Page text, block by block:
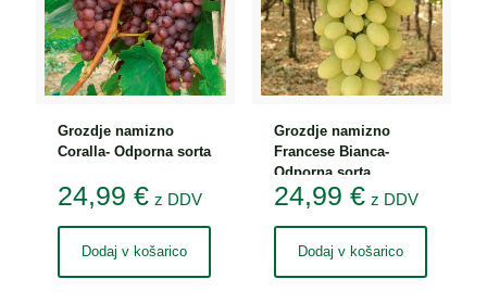
Grozdje namizno
Coralla- Odporna sorta
24,99 € z DDV
Dodaj v košarico
Grozdje namizno
Francese Bianca-
Odporna sorta
24,99 € z DDV
Dodaj v košarico